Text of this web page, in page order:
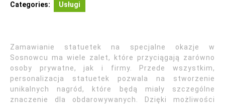
Categories: Usługi
Zamawianie statuetek na specjalne okazje w
Sosnowcu ma wiele zalet, które przyciągają zarówno
osoby prywatne, jak i firmy. Przede wszystkim,
personalizacja statuetek pozwala na stworzenie
unikalnych nagród, które będą miały szczególne
znaczenie dla obdarowywanych. Dzięki możliwości